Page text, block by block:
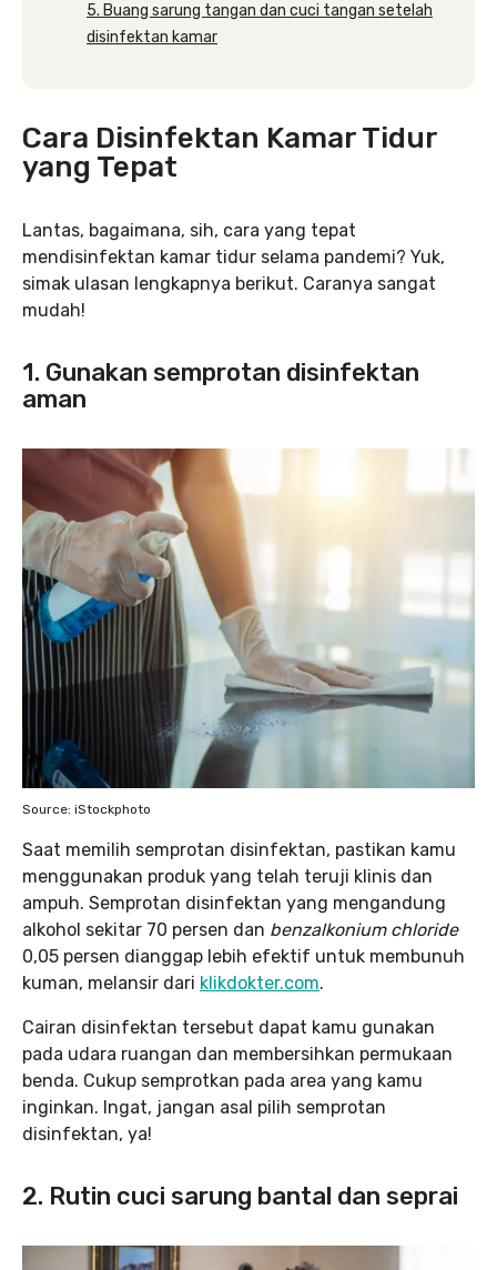
5. Buang sarung tangan dan cuci tangan setelah
disinfektan kamar
Cara Disinfektan Kamar Tidur
yang Tepat
Lantas, bagaimana, sih, cara yang tepat
mendisinfektan kamar tidur selama pandemi? Yuk,
simak ulasan lengkapnya berikut. Caranya sangat
mudah!
1. Gunakan semprotan disinfektan
aman
Source: iStockphoto
Saat memilih semprotan disinfektan, pastikan kamu
menggunakan produk yang telah teruji klinis dan
ampuh. Semprotan disinfektan yang mengandung
alkohol sekitar 70 persen dan benzalkonium chloride
0,05 persen dianggap lebih efektif untuk membunuh
kuman, melansir dari klikdokter.com.
Cairan disinfektan tersebut dapat kamu gunakan
pada udara ruangan dan membersihkan permukaan
benda. Cukup semprotkan pada area yang kamu
inginkan. Ingat, jangan asal pilih semprotan
disinfektan, ya!
2. Rutin cuci sarung bantal dan seprai